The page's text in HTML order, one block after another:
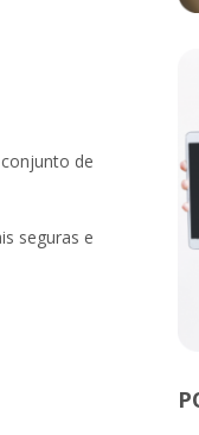
de
seguras e